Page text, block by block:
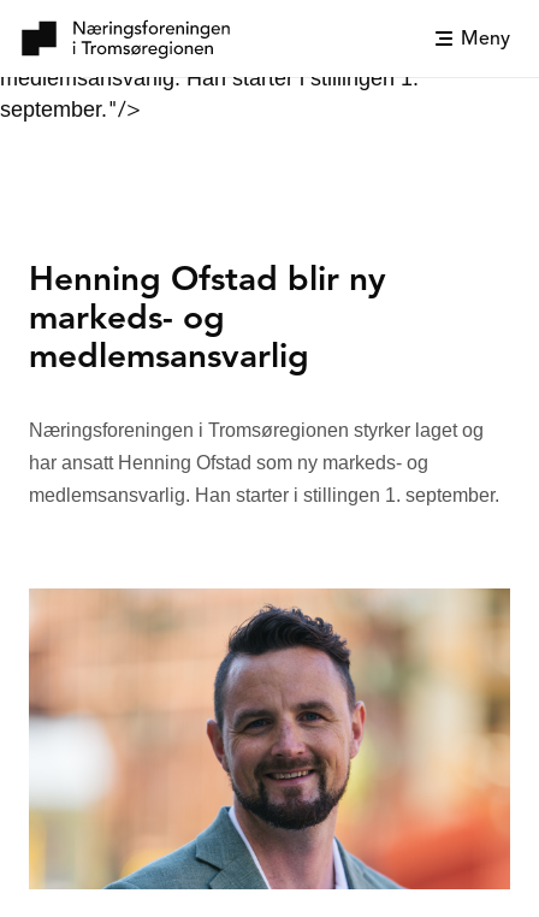
Næringsforeningen i Tromsøregionen styrker laget og
har ansatt Henning Ofstad som ny markeds- og
medlemsansvarlig. Han starter i stillingen 1.
september."/>
Meny
Henning Ofstad blir ny
markeds- og
medlemsansvarlig
Næringsforeningen i Tromsøregionen styrker laget og
har ansatt Henning Ofstad som ny markeds- og
medlemsansvarlig. Han starter i stillingen 1. september.